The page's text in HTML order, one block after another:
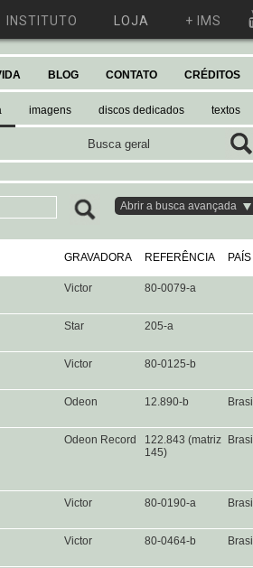
INSTITUTO LOJA + IMS
imagens discos dedicados textos
BLOG CONTATO CRÉDITOS
Abrir a busca avançada
GRAVADORA REFERÊNCIA PAÍS
Victor 80-0079-a
Star 205-a
Victor 80-0125-b
Odeon 12.890-b Brasil
Odeon Record
122.843 (matriz
145)
Brasil
Victor 80-0190-a Brasil
Victor 80-0464-b Brasil